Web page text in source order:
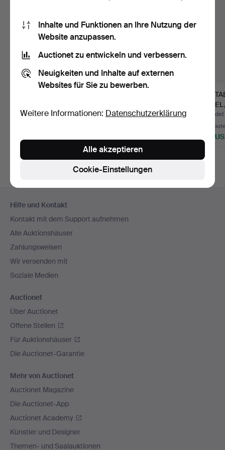
Beschl…
Beendet 19. Jul 2026
geschmi…
Beendet 8. Jul 2026
6
254
Navigation
Hilfe und Kontakt
Kontakt mit dem Support aufnehmen
Alle Auktionshäuser
Zahlungsweisen
Wir versenden mit
Soziale Medien
Auctionet
Über Auctionet
Offene Stellen
Für Auktionshäuser
Die Auctionet-Garantie
Mehr von Auctionet
Auctionet Magazine
Die Auctionet-App
Auctionet Academy
Künstler und Designer
Themen- und Saalauktionen
Inhalte und Funktionen an Ihre Nutzung der
Website anzupassen.
Auctionet zu entwickeln und verbessern.
Neuigkeiten und Inhalte auf externen
Websites für Sie zu bewerben.
Weitere Informationen: Datenschutzerklärung
Cookie-Einstellungen
Alle akzeptieren